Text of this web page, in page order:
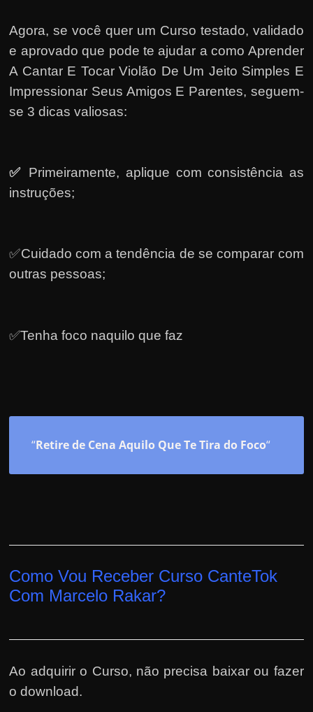
Agora, se você quer um Curso testado, validado
e aprovado que pode te ajudar a como Aprender
A Cantar E Tocar Violão De Um Jeito Simples E
Impressionar Seus Amigos E Parentes, seguem-
se 3 dicas valiosas:
✅ Primeiramente, aplique com consistência as
instruções;
✅Cuidado com a tendência de se comparar com
outras pessoas;
✅Tenha foco naquilo que faz
“Retire de Cena Aquilo Que Te Tira do Foco“
Como Vou Receber Curso CanteTok
Com Marcelo Rakar?
Ao adquirir o Curso, não precisa baixar ou fazer
o download.